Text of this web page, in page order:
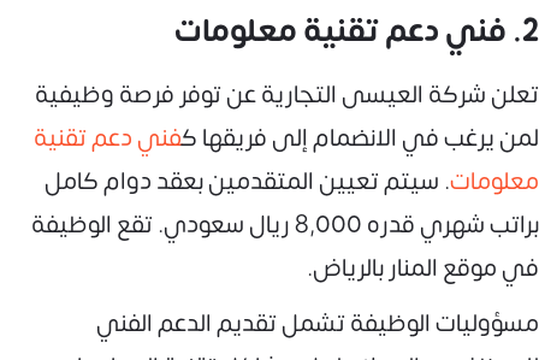
2. فني دعم تقنية معلومات
تعلن شركة العيسى التجارية عن توفر فرصة وظيفية
لمن يرغب في الانضمام إلى فريقها كفني دعم تقنية
معلومات. سيتم تعيين المتقدمين بعقد دوام كامل
براتب شهري قدره 8,000 ريال سعودي. تقع الوظيفة
في موقع المنار بالرياض.
مسؤوليات الوظيفة تشمل تقديم الدعم الفني